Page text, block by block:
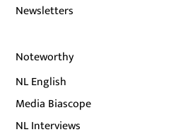
Newsletters
Noteworthy
NL English
Media Biascope
NL Interviews